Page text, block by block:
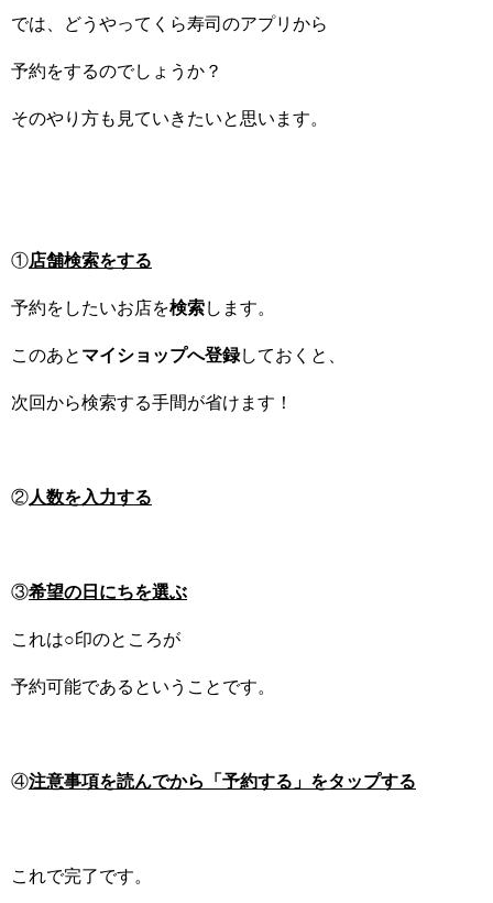
では、どうやってくら寿司のアプリから
予約をするのでしょうか？
そのやり方も見ていきたいと思います。
①店舗検索をする
予約をしたいお店を検索します。
このあと マイショップへ登録しておくと、
次回から検索する手間が省けます！
②人数を入力する
③希望の日にちを選ぶ
これは○印のところが
予約可能であるということです。
④注意事項を読んでから「予約する」をタップする
これで完了です。